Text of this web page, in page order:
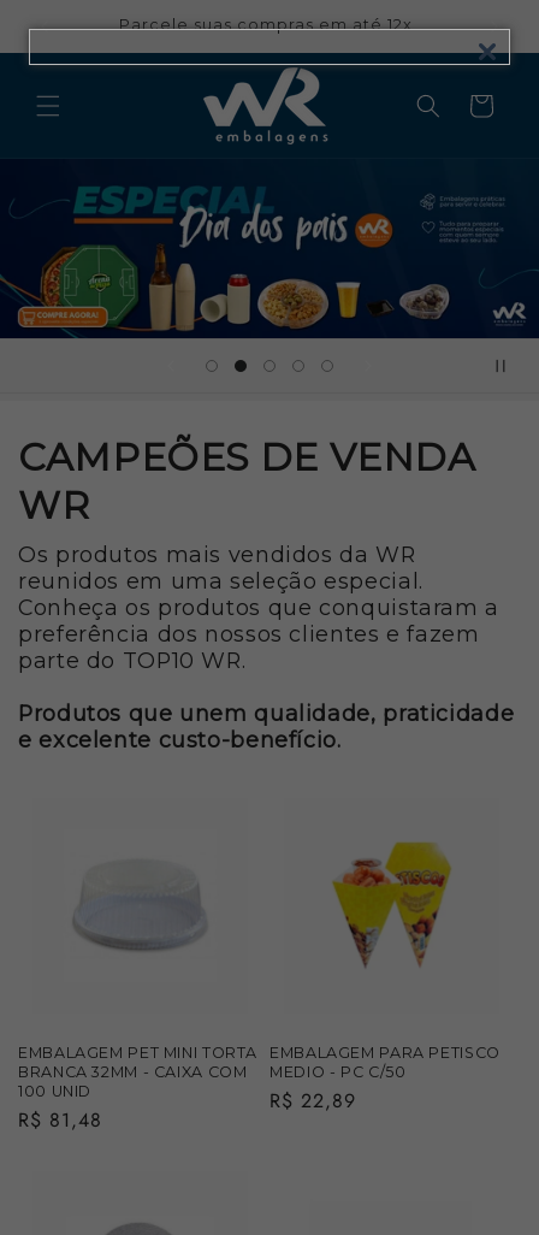
para o
conteúdo
Parcele suas compras em até 12x
Carrinho
CAMPEÕES DE VENDA
WR
Os produtos mais vendidos da WR
reunidos em uma seleção especial.
Conheça os produtos que conquistaram a
preferência dos nossos clientes e fazem
parte do TOP10 WR.
Produtos que unem qualidade, praticidade
e excelente custo-benefício.
EMBALAGEM PET MINI TORTA
BRANCA 32MM - CAIXA COM
100 UNID
Preço
R$ 81,48
EMBALAGEM PARA PETISCO
MEDIO - PC C/50
Preço
R$ 22,89